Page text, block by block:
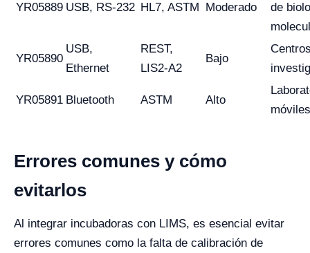
YR05889 USB, RS-232 HL7, ASTM Moderado
de
YR05890
USB,
Ethernet
REST,
LIS2-A2
Bajo
YR05891 Bluetooth ASTM Alto
móviles
Errores comunes y cómo
evitarlos
Al integrar incubadoras con LIMS, es esencial evitar
errores comunes como la falta de calibración de